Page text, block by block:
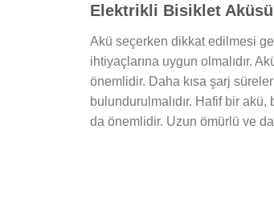
Elektrikli Bisiklet
Akü seçerken dikkat edilmesi
ihtiyaçlarına uygun olmalıdır.
önemlidir. Daha kısa şarj
bulundurulmalıdır. Hafif bir akü,
da önemlidir. Uzun ömürlü ve